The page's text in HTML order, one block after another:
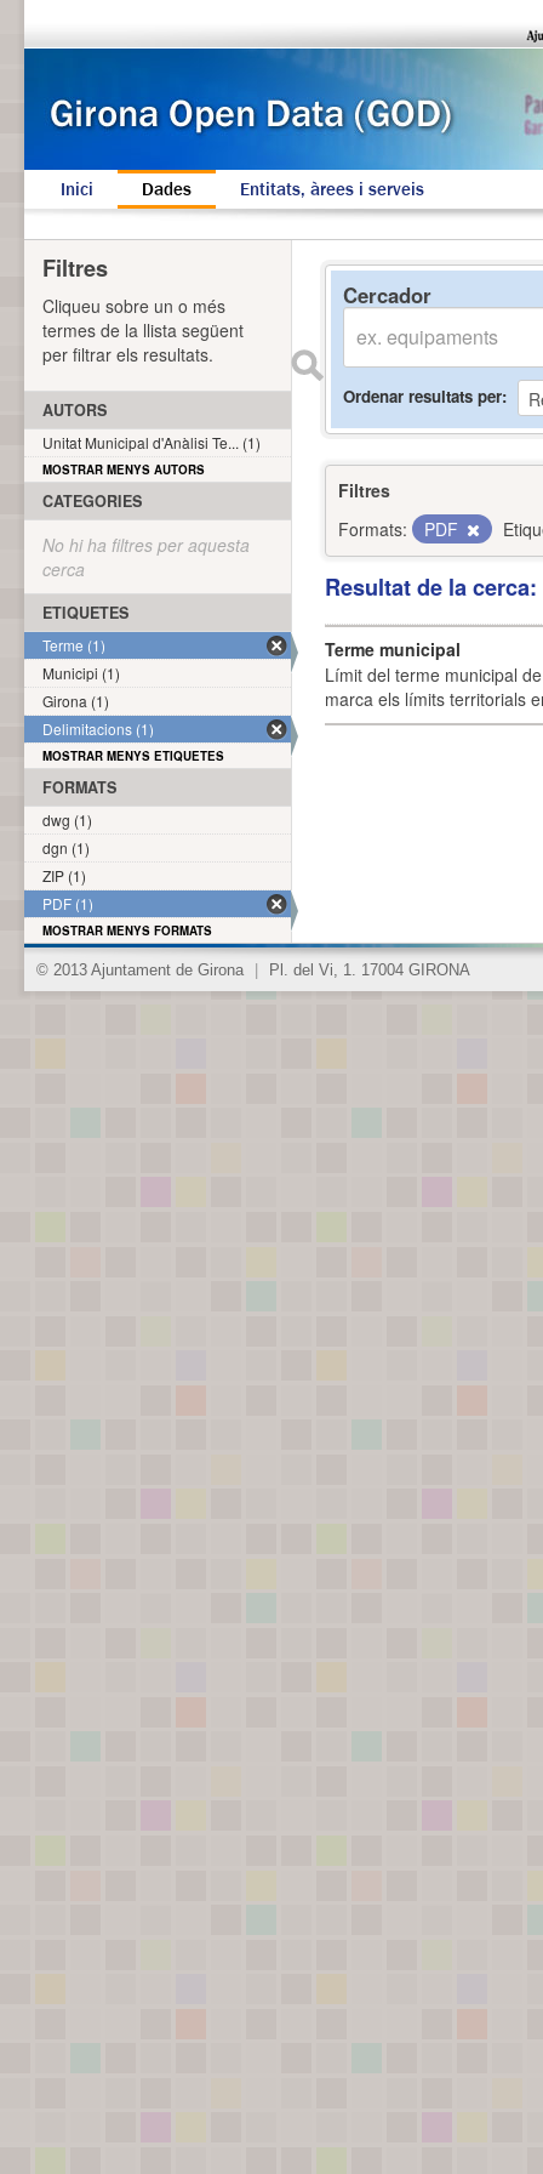
Inici Dades Entitats, àrees i serveis
Cercador
Ordenar resultats per
Filtres
Formats:
PDF
Resultat de la
Terme municipal
Límit del terme municipal
marca els límits territorials
Filtres
Cliqueu sobre un o més
termes de la llista següent
per filtrar els resultats.
AUTORS
Unitat Municipal d'Anàlisi Te... (1)
MOSTRAR MENYS AUTORS
CATEGORIES
No hi ha filtres per aquesta
cerca
ETIQUETES
Terme (1)
Municipi (1)
Girona (1)
Delimitacions (1)
MOSTRAR MENYS ETIQUETES
FORMATS
dwg (1)
dgn (1)
ZIP (1)
PDF (1)
MOSTRAR MENYS FORMATS
© 2013 Ajuntament de Girona Pl. del Vi, 1. 17004 GIRONA